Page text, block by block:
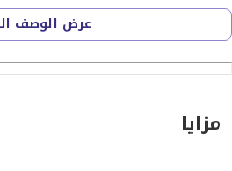
المرافق:
صالة ألعاب رياضية || حمام سباحة ||
مرافق أخرى:
عرض الوصف
مزايا